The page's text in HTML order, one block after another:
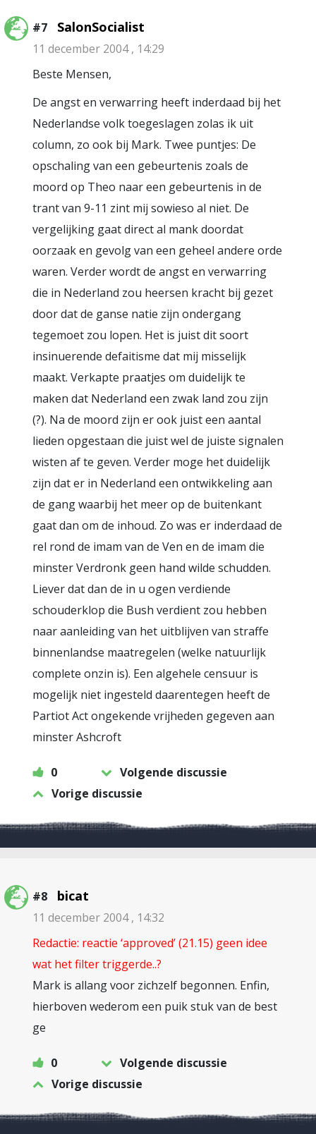
#7 SalonSocialist
11 december 2004 , 14:29
Beste Mensen,
De angst en verwarring heeft inderdaad bij het
Nederlandse volk toegeslagen zolas ik uit
column, zo ook bij Mark. Twee puntjes: De
opschaling van een gebeurtenis zoals de
moord op Theo naar een gebeurtenis in de
trant van 9-11 zint mij sowieso al niet. De
vergelijking gaat direct al mank doordat
oorzaak en gevolg van een geheel andere orde
waren. Verder wordt de angst en verwarring
die in Nederland zou heersen kracht bij gezet
door dat de ganse natie zijn ondergang
tegemoet zou lopen. Het is juist dit soort
insinuerende defaitisme dat mij misselijk
maakt. Verkapte praatjes om duidelijk te
maken dat Nederland een zwak land zou zijn
(?). Na de moord zijn er ook juist een aantal
lieden opgestaan die juist wel de juiste signalen
wisten af te geven. Verder moge het duidelijk
zijn dat er in Nederland een ontwikkeling aan
de gang waarbij het meer op de buitenkant
gaat dan om de inhoud. Zo was er inderdaad de
rel rond de imam van de Ven en de imam die
minster Verdronk geen hand wilde schudden.
Liever dat dan de in u ogen verdiende
schouderklop die Bush verdient zou hebben
naar aanleiding van het uitblijven van straffe
binnenlandse maatregelen (welke natuurlijk
complete onzin is). Een algehele censuur is
mogelijk niet ingesteld daarentegen heeft de
Partiot Act ongekende vrijheden gegeven aan
minster Ashcroft
0
Volgende discussie
Vorige discussie
#8 bicat
11 december 2004 , 14:32
Redactie: reactie ‘approved’ (21.15) geen idee
wat het filter triggerde..?
Mark is allang voor zichzelf begonnen. Enfin,
hierboven wederom een puik stuk van de best
ge
0
Volgende discussie
Vorige discussie